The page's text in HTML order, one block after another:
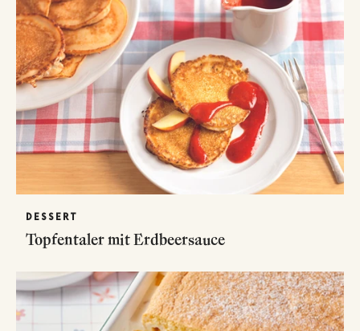
DESSERT
Topfentaler mit Erdbeersauce